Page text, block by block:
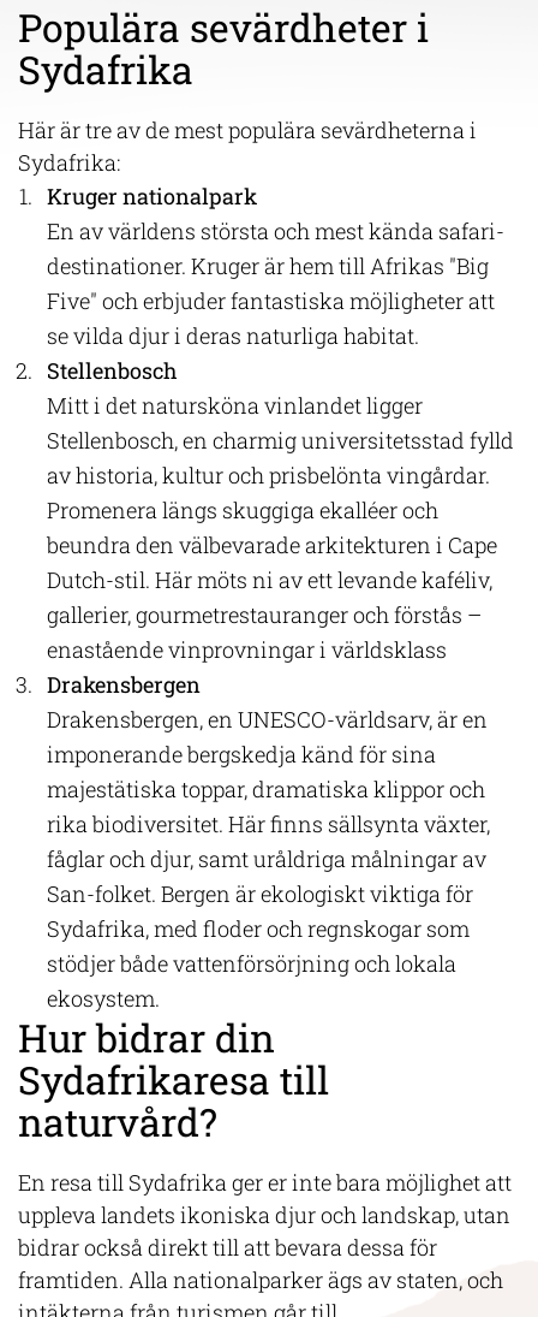
Populära sevärdheter i
Sydafrika
Här är tre av de mest populära sevärdheterna i
Sydafrika:
Kruger nationalpark
En av världens största och mest kända safari-
destinationer. Kruger är hem till Afrikas "Big
Five" och erbjuder fantastiska möjligheter att
se vilda djur i deras naturliga habitat.
Stellenbosch
Mitt i det natursköna vinlandet ligger
Stellenbosch, en charmig universitetsstad fylld
av historia, kultur och prisbelönta vingårdar.
Promenera längs skuggiga ekalléer och
beundra den välbevarade arkitekturen i Cape
Dutch-stil. Här möts ni av ett levande kaféliv,
gallerier, gourmetrestauranger och förstås –
enastående vinprovningar i världsklass
Drakensbergen
Drakensbergen, en UNESCO-världsarv, är en
imponerande bergskedja känd för sina
majestätiska toppar, dramatiska klippor och
rika biodiversitet. Här finns sällsynta växter,
fåglar och djur, samt uråldriga målningar av
San-folket. Bergen är ekologiskt viktiga för
Sydafrika, med floder och regnskogar som
stödjer både vattenförsörjning och lokala
ekosystem.
Hur bidrar din
Sydafrikaresa till
naturvård?
En resa till Sydafrika ger er inte bara möjlighet att
uppleva landets ikoniska djur och landskap, utan
bidrar också direkt till att bevara dessa för
framtiden. Alla nationalparker ägs av staten, och